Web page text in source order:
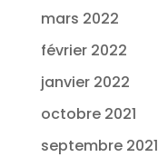
mars 2022
février 2022
janvier 2022
octobre 2021
septembre 2021